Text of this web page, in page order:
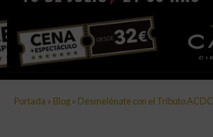
Portada » Blog» Desmelénate con el Tributo ACDC